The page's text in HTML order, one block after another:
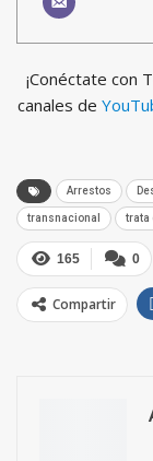
¡Conéctate con
canales de
Arrestos
transnacional trata
0
165
Compartir